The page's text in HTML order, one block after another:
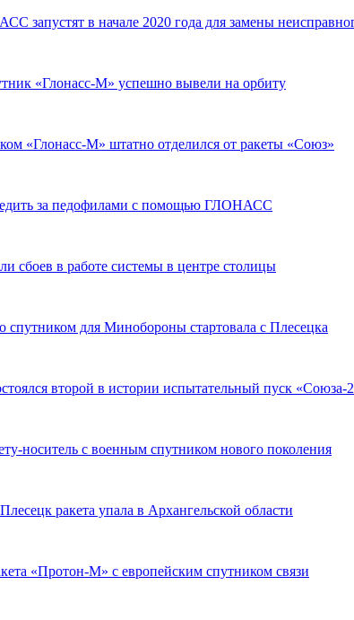
запустят в начале 2020 года для замены
«Глонасс-М» успешно вывели на орбиту
«Глонасс-М» штатно отделился от ракеты «Союз»
за педофилами с помощью ГЛОНАСС
в работе системы в центре столицы
спутником для Минобороны стартовала с Плесецка
второй в истории испытательный пуск «Союза-
носитель с военным спутником нового поколения
ракета упала в Архангельской области
«Протон-М» с европейским спутником связи